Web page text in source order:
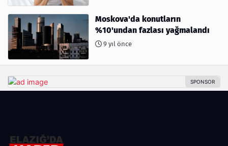
Moskova'da konutların
%10'undan fazlası yağmalandı
9 yıl önce